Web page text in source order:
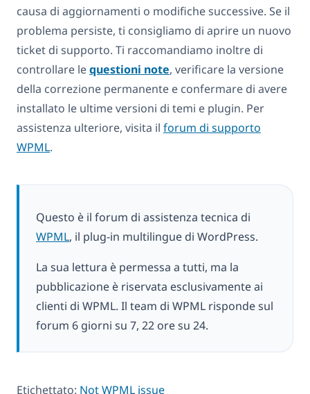
causa di aggiornamenti o modifiche successive. Se il
problema persiste, ti consigliamo di aprire un nuovo
ticket di supporto. Ti raccomandiamo inoltre di
controllare lequestioni note, verificare la versione
della correzione permanente e confermare di avere
installato le ultime versioni di temi e plugin. Per
assistenza ulteriore, visita il forum di supporto
WPML.
Questo è il forum di assistenza tecnica di
WPML, il plug-in multilingue di WordPress.
La sua lettura è permessa a tutti, ma la
pubblicazione è riservata esclusivamente ai
clienti di WPML. Il team di WPML risponde sul
forum 6 giorni su 7, 22 ore su 24.
Etichettato: Not WPML issue